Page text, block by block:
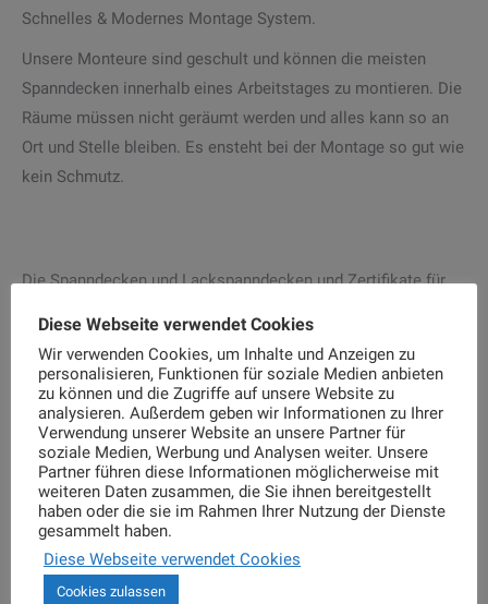
Schnelles & Modernes Montage System.
Unsere Monteure sind geschult und können die meisten
Spanndecken innerhalb eines Arbeitstages zu montieren. Die
Räume müssen nicht geräumt werden und alles kann so an
Ort und Stelle bleiben. Es ensteht bei der Montage so gut wie
kein Schmutz.
Die Spanndecken und Lackspanndecken und Zertifikate für
Spanndecken DIN EN 14716, sind klassifiziert als Bs2d0, CE
geprüft und erfüllen damit sämtliche gesetzlichen Vorgaben.
Außerdem haben unsere Spanndecken die zertifizierte
Emissionsklasse A+.
Wohnkultur erstellt Ihnen ein kostenloses Angebot. Ganz
Diese Webseite verwendet Cookies
Wir verwenden Cookies, um Inhalte und Anzeigen zu
personalisieren, Funktionen für soziale Medien anbieten
zu können und die Zugriffe auf unsere Website zu
analysieren. Außerdem geben wir Informationen zu Ihrer
Verwendung unserer Website an unsere Partner für
soziale Medien, Werbung und Analysen weiter. Unsere
Partner führen diese Informationen möglicherweise mit
weiteren Daten zusammen, die Sie ihnen bereitgestellt
haben oder die sie im Rahmen Ihrer Nutzung der Dienste
gesammelt haben.
Diese Webseite verwendet Cookies
Cookies zulassen